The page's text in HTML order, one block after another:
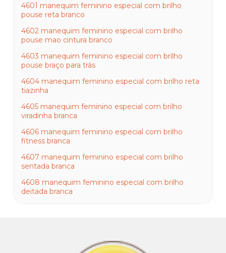
4601 manequim feminino especial com brilho
pouse reta branco
4602 manequim feminino especial com brilho
pouse mao cintura branco
4603 manequim feminino especial com brilho
pouse braço para trás
4604 manequim feminino especial com brilho reta
tiazinha
4605 manequim feminino especial com brilho
viradinha branca
4606 manequim feminino especial com brilho
fitness branca
4607 manequim feminino especial com brilho
sentada branca
4608 manequim feminino especial com brilho
deitada branca